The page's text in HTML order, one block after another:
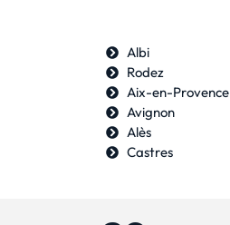
Albi
Rodez
Aix-en-Provence
Avignon
Alès
Castres